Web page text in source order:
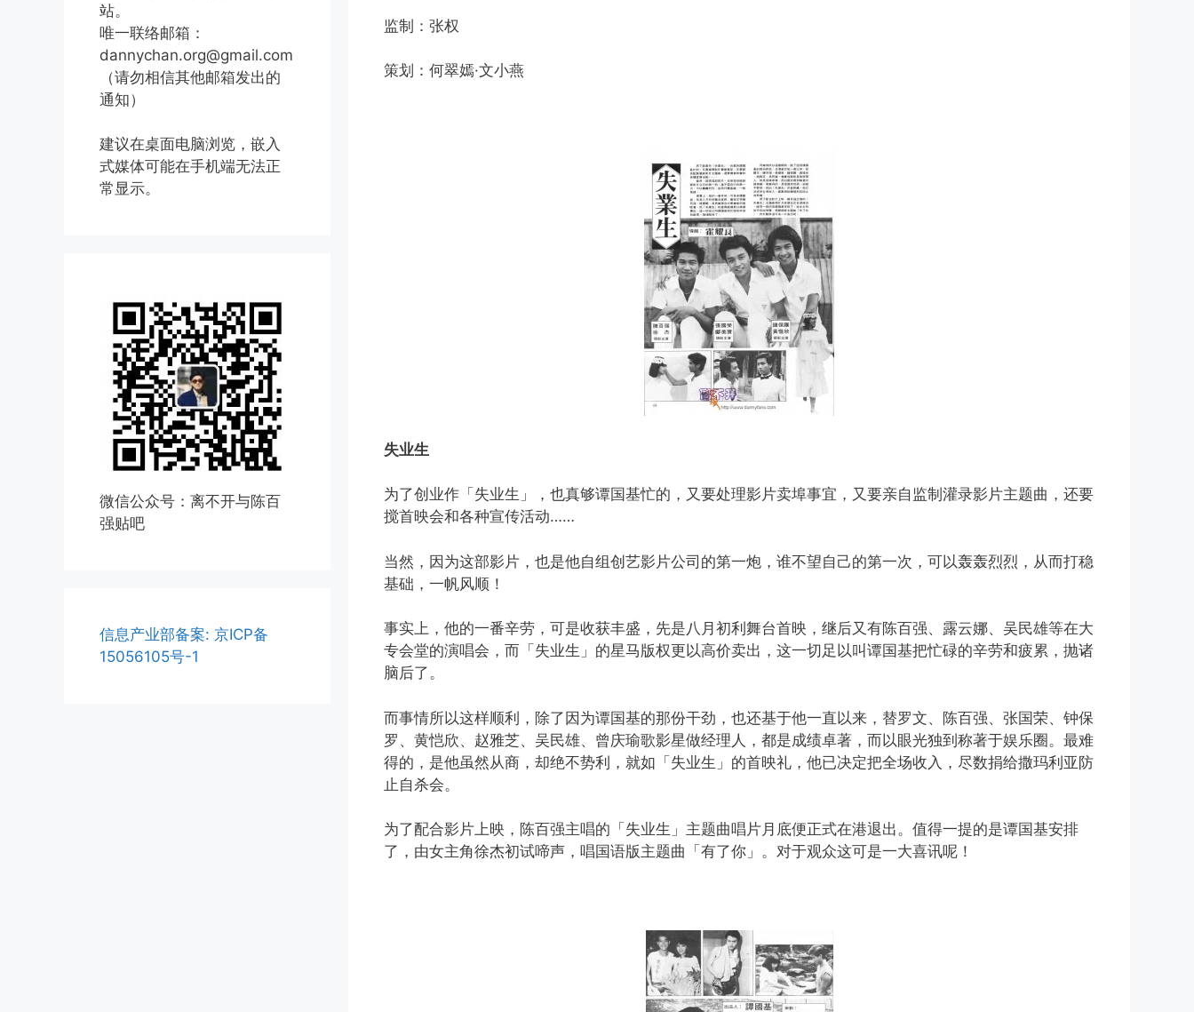
监制：张权
策划：何翠嫣·文小燕
失业生
为了创业作「失业生」，也真够谭国基忙的，又要处理影片卖埠事宜，又要亲自监制灌录影片主题曲，还要
搅首映会和各种宣传活动……
当然，因为这部影片，也是他自组创艺影片公司的第一炮，谁不望自己的第一次，可以轰轰烈烈，从而打稳
基础，一帆风顺！
事实上，他的一番辛劳，可是收获丰盛，先是八月初利舞台首映，继后又有陈百强、露云娜、吴民雄等在大
专会堂的演唱会，而「失业生」的星马版权更以高价卖出，这一切足以叫谭国基把忙碌的辛劳和疲累，抛诸
脑后了。
而事情所以这样顺利，除了因为谭国基的那份干劲，也还基于他一直以来，替罗文、陈百强、张国荣、钟保
罗、黄恺欣、赵雅芝、吴民雄、曾庆瑜歌影星做经理人，都是成绩卓著，而以眼光独到称著于娱乐圈。最难
得的，是他虽然从商，却绝不势利，就如「失业生」的首映礼，他已决定把全场收入，尽数捐给撒玛利亚防
止自杀会。
为了配合影片上映，陈百强主唱的「失业生」主题曲唱片月底便正式在港退出。值得一提的是谭国基安排
了，由女主角徐杰初试啼声，唱国语版主题曲「有了你」。对于观众这可是一大喜讯呢！
站。
唯一联络邮箱：
dannychan.org@gmail.com
（请勿相信其他邮箱发出的
通知）
建议在桌面电脑浏览，嵌入
式媒体可能在手机端无法正
常显示。
微信公众号：离不开与陈百
强贴吧
信息产业部备案: 京ICP备
15056105号-1